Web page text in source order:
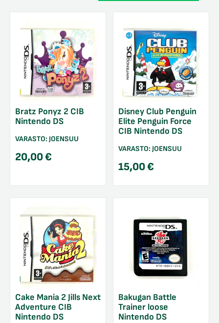
Bratz Ponyz 2 CIB
Nintendo DS
VARASTO: JOENSUU
20,00€
Disney Club Penguin
Elite Penguin Force
CIB Nintendo DS
VARASTO: JOENSUU
15,00€
Cake Mania 2 Jills Next
Adventure CIB
Nintendo DS
Bakugan Battle
Trainer loose
Nintendo DS